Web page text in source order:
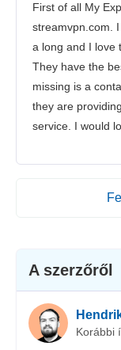
First of all My
streamvpn.com.
a long and I love
They have the
missing is a
they are
service. I would
A szerzőről
Korábbi